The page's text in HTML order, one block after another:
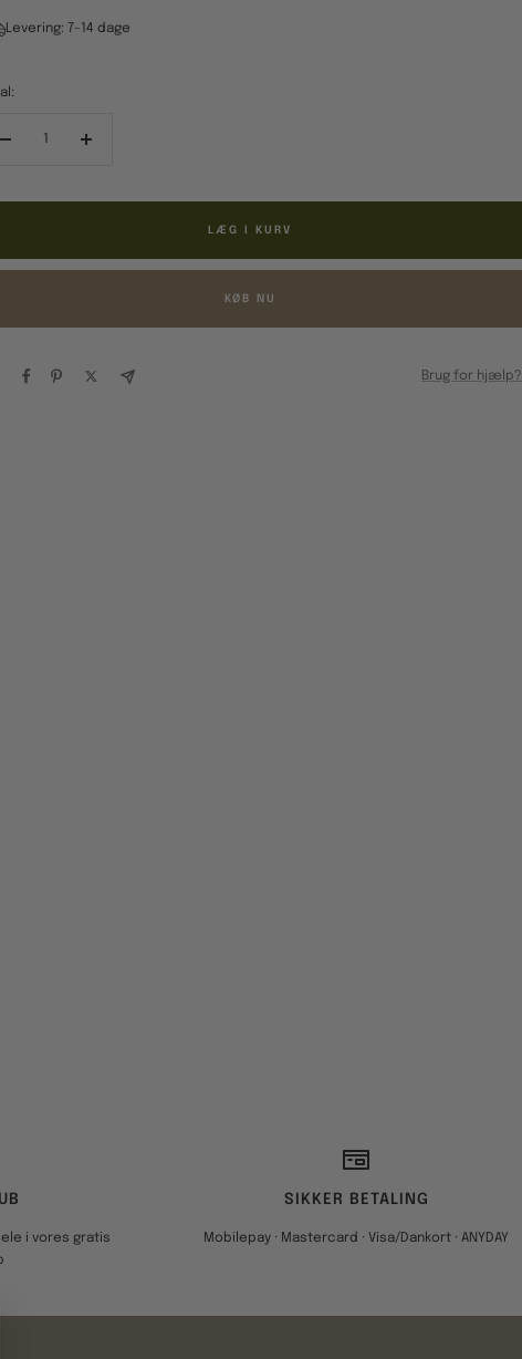
Levering: 7-14 dage
Forøg
LÆG I KURV
KØB NU
Brug for hjælp?
i vores gratis
SIKKER BETALING
Mobilepay · Mastercard · Visa/Dankort · ANYDAY